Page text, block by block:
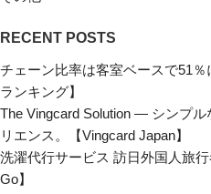
RECENT POSTS
チェーン比率は客室ベースで51
ランキング】
The Vingcard Solution ― シンプ
リエンス。【Vingcard Japan】
洗濯代行サービス 訪日外国人旅
Go】